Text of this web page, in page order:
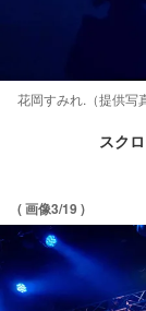
花岡すみれ.（提供写
スク
( 画像3/19 )